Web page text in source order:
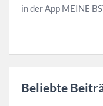
in der App MEINE
Beliebte